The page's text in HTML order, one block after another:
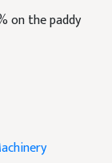
on the paddy